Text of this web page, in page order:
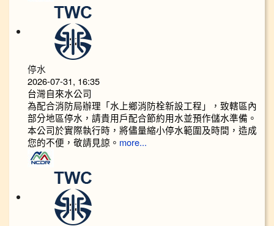
停水
2026-07-31, 16:35
台灣自來水公司
為配合消防局辦理「水上鄉消防栓新設工程」，致轄區內
部分地區停水，請貴用戶配合節約用水並預作儲水準備。
本公司於實際執行時，將儘量縮小停水範圍及時間，造成
您的不便，敬請見諒。 more...